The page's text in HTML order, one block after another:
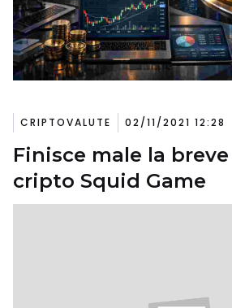
CRIPTOVALUTE 02/11/2021 12:28
Finisce male la
cripto Squid Game